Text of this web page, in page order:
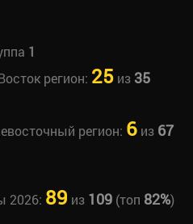
1
регион: 25из 35
регион: 6из 67
2026: 89 из 109(топ 82%)